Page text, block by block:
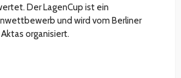
Der LagenCup ist ein
und wird vom Berliner
organisiert.